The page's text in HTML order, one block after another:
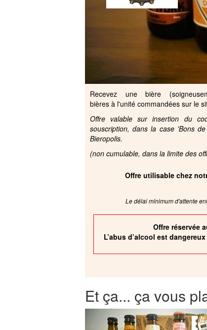
Recevez une bière
bières à l'unité commandées sur le
Offre valable sur insertion du
souscription, dans la case 'Bons
Bieropolis.
(non cumulable, dans la limite des
Offre utilisable chez
Le délai minimum d'attente
Offre réservée
L’abus d’alcool est
Et ça... ça vous